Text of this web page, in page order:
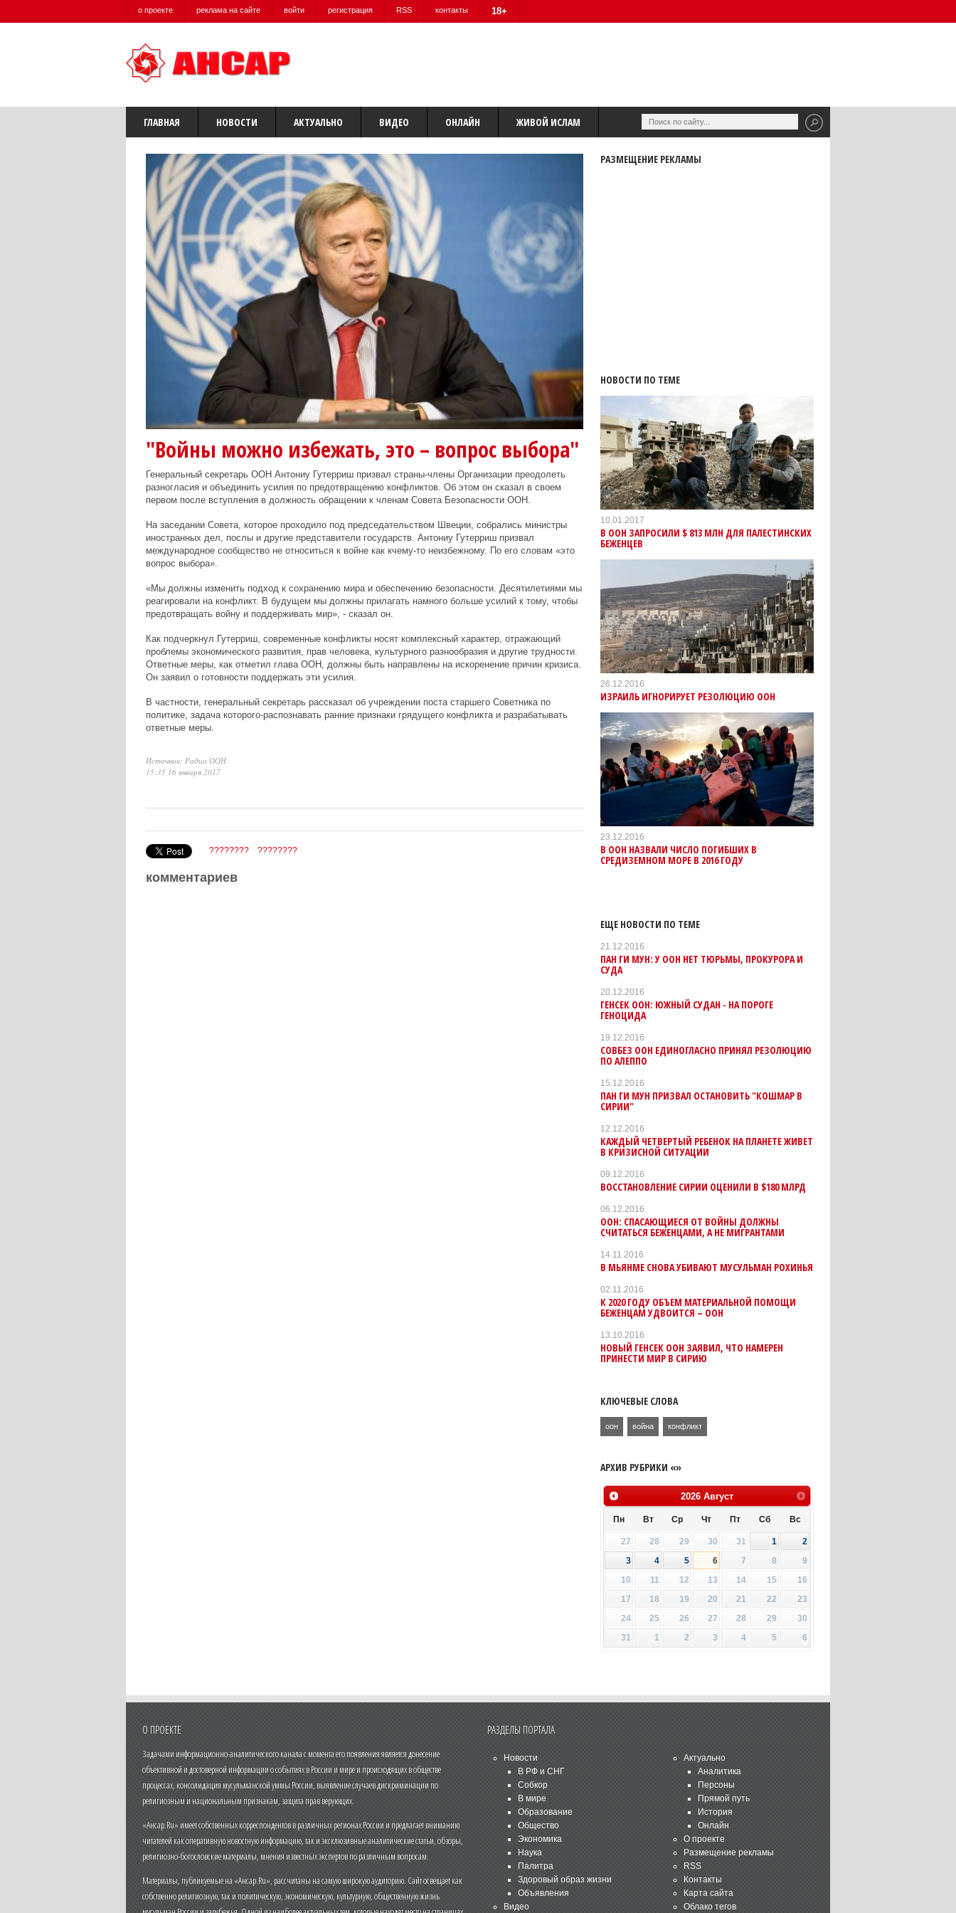
о проекте реклама на сайте войти регистрация RSS контакты 18+
ГЛАВНАЯ НОВОСТИ АКТУАЛЬНО ВИДЕО ОНЛАЙН ЖИВОЙ ИСЛАМ
"Войны можно избежать, это – вопрос выбора"
Генеральный секретарь ООН Антониу Гутерриш призвал страны-члены Организации преодолеть
разногласия и объединить усилия по предотвращению конфликтов. Об этом он сказал в своем
первом после вступления в должность обращении к членам Совета Безопасности ООН.
На заседании Совета, которое проходило под председательством Швеции, собрались министры
иностранных дел, послы и другие представители государств. Антониу Гутерриш призвал
международное сообщество не относиться к войне как кчему-то неизбежному. По его словам «это
вопрос выбора».
«Мы должны изменить подход к сохранению мира и обеспечению безопасности. Десятилетиями мы
реагировали на конфликт. В будущем мы должны прилагать намного больше усилий к тому, чтобы
предотвращать войну и поддерживать мир», - сказал он.
Как подчеркнул Гутерриш, современные конфликты носят комплексный характер, отражающий
проблемы экономического развития, прав человека, культурного разнообразия и другие трудности.
Ответные меры, как отметил глава ООН, должны быть направлены на искоренение причин кризиса.
Он заявил о готовности поддержать эти усилия.
В частности, генеральный секретарь рассказал об учреждении поста старшего Советника по
политике, задача которого-распознавать ранние признаки грядущего конфликта и разрабатывать
ответные меры.
Источник: Радио ООН
15:35 16 января 2017
???????? ????????
комментариев
РАЗМЕЩЕНИЕ РЕКЛАМЫ
НОВОСТИ ПО ТЕМЕ
10.01.2017
В ООН ЗАПРОСИЛИ $ 813 МЛН ДЛЯ ПАЛЕСТИНСКИХ
БЕЖЕНЦЕВ
26.12.2016
ИЗРАИЛЬ ИГНОРИРУЕТ РЕЗОЛЮЦИЮ ООН
23.12.2016
В ООН НАЗВАЛИ ЧИСЛО ПОГИБШИХ В
СРЕДИЗЕМНОМ МОРЕ В 2016 ГОДУ
ЕЩЕ НОВОСТИ ПО ТЕМЕ
21.12.2016
ПАН ГИ МУН: У ООН НЕТ ТЮРЬМЫ, ПРОКУРОРА И
СУДА
20.12.2016
ГЕНСЕК ООН: ЮЖНЫЙ СУДАН - НА ПОРОГЕ
ГЕНОЦИДА
19.12.2016
СОВБЕЗ ООН ЕДИНОГЛАСНО ПРИНЯЛ РЕЗОЛЮЦИЮ
ПО АЛЕППО
15.12.2016
ПАН ГИ МУН ПРИЗВАЛ ОСТАНОВИТЬ "КОШМАР В
СИРИИ"
12.12.2016
КАЖДЫЙ ЧЕТВЕРТЫЙ РЕБЕНОК НА ПЛАНЕТЕ ЖИВЕТ
В КРИЗИСНОЙ СИТУАЦИИ
09.12.2016
ВОССТАНОВЛЕНИЕ СИРИИ ОЦЕНИЛИ В $180 МЛРД
06.12.2016
ООН: СПАСАЮЩИЕСЯ ОТ ВОЙНЫ ДОЛЖНЫ
СЧИТАТЬСЯ БЕЖЕНЦАМИ, А НЕ МИГРАНТАМИ
14.11.2016
В МЬЯНМЕ СНОВА УБИВАЮТ МУСУЛЬМАН РОХИНЬЯ
02.11.2016
К 2020 ГОДУ ОБЪЕМ МАТЕРИАЛЬНОЙ ПОМОЩИ
БЕЖЕНЦАМ УДВОИТСЯ – ООН
13.10.2016
НОВЫЙ ГЕНСЕК ООН ЗАЯВИЛ, ЧТО НАМЕРЕН
ПРИНЕСТИ МИР В СИРИЮ
КЛЮЧЕВЫЕ СЛОВА
оон война конфликт
АРХИВ РУБРИКИ «»
2026 Август
Пн Вт Ср Чт Пт Сб Вс
27 28 29 30 31 1
2
3
4 5 6 7 8
9
10
11 12 13 14 15
16
17
18 19 20 21 22
23
24
25 26 27 28 29
30
31
1 2 3 4 5 6
О ПРОЕКТЕ
Задачами информационно-аналитического канала с момента его появления является донесение
объективной и достоверной информации о событиях в России и мире и происходящих в обществе
процессах, консолидация мусульманской уммы России, выявление случаев дискриминации по
религиозным и национальным признакам, защита прав верующих.
«Ансар.Ru» имеет собственных корреспондентов в различных регионах России и предлагает вниманию
читателей как оперативную новостную информацию, так и эксклюзивные аналитические статьи, обзоры,
религиозно-богословские материалы, мнения известных экспертов по различным вопросам.
Материалы, публикуемые на «Ансар.Ru», рассчитаны на самую широкую аудиторию. Сайт освещает как
собственно религиозную, так и политическую, экономическую, культурную, общественную жизнь
РАЗДЕЛЫ ПОРТАЛА
Новости
В РФ и СНГ
Собкор
В мире
Образование
Общество
Экономика
Наука
Палитра
Здоровый образ жизни
Объявления
Видео
Актуально
Аналитика
Персоны
Прямой путь
История
Онлайн
О проекте
Размещение рекламы
RSS
Контакты
Карта сайта
Облако тегов